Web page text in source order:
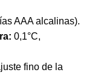
AAA alcalinas).
0,1°C,
fino de la